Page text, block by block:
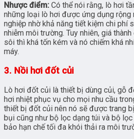
Nhược điểm: Có thể nói rằng, lò hơi
những loại lò hơi được ứng dụng rộng
nghiệp nhờ khả năng tiết kiệm chi phí
nhiễm môi trường. Tuy nhiên, giá
sôi thì khá tốn kém và nó chiếm khá
máy.
3. Nồi hơi đốt củi
Lò hơi đốt củi là thiết bị dùng củi, gỗ
hơi nhiệt phục vụ cho mọi nhu cầu
thiết bị đốt củi nên nó sẽ được trang
bụi cũng như bộ lọc dạng túi và bộ
bảo hạn chế tối đa khói thải ra môi